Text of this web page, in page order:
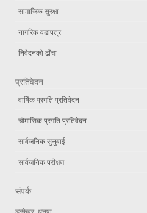
सामाजिक सुरक्षा
नागरिक वडापत्र
निवेदनको ढाँचा
प्रतिवेदन
वार्षिक प्रगति प्रतिवेदन
चौमासिक प्रगति प्रतिवेदन
सार्वजनिक सुनुवाई
सार्वजनिक परीक्षण
संपर्क
ढल्केवर, धनुषा